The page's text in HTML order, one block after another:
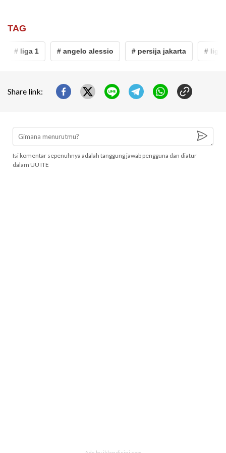
TAG
# liga 1 # angelo alessio # persija jakarta # liga 1
Share link:
Isi komentar sepenuhnya adalah tanggung jawab pengguna dan diatur
dalam UU ITE